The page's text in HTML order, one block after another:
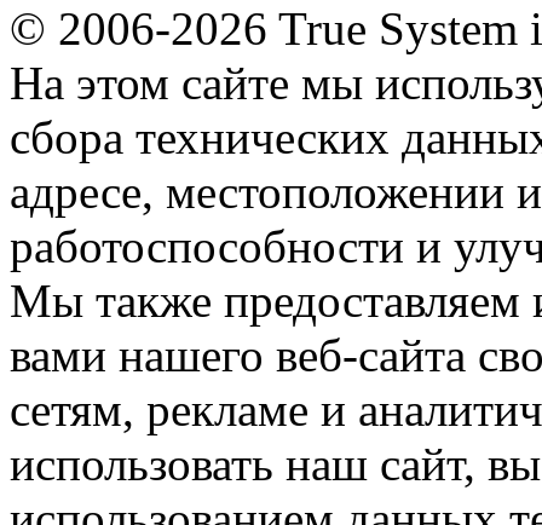
© 2006-2026 True System
На этом сайте мы
сбора технических
адресе, местоположении
работоспособности и
Мы также
вами нашего веб-сайта
сетям, рекламе и
использовать наш сайт,